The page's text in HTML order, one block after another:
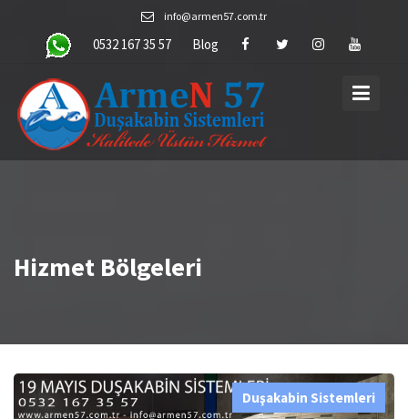
content
info@armen57.com.tr
0532 167 35 57 Blog
Hizmet Bölgeleri
Duşakabin Sistemleri